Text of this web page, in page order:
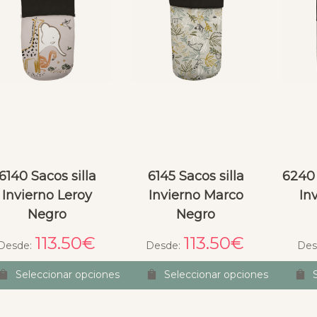
Sacos silla
Invierno Leroy
Negro
113.50€
Seleccionar opciones
6145 Sacos silla
Invierno Marco
Negro
Desde: 113.50€
Seleccionar opciones
6240
Sandra Dubra
hace 2 meses
excenlente. Llego
y aún encima
un minisaco para
de juguete que
un detalle
❤️ Repetiré sin
punto de
la web es un poco
navegar.
T
hace 2 meses
esperado, me ha incluido un
detalle que me encanta y
una muestra de perfume
que huele genial.